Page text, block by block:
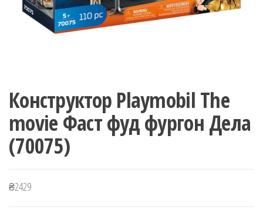
Конструктор Playmobil The
movie Фаст фуд фургон Дела
(70075)
₴2429